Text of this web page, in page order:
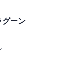
グーン